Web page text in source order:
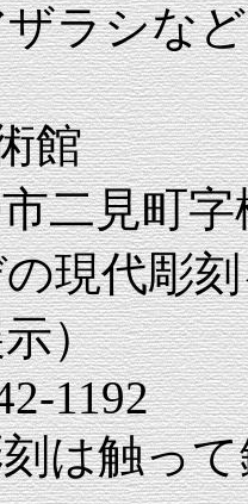
ラシなど
館
二見町字
現代彫刻
）
1192
は触って